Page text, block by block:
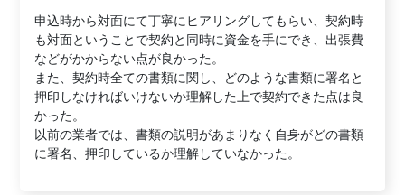
申込時から対面にて丁寧にヒアリングしてもらい、契約時
も対面ということで契約と同時に資金を手にでき、出張費
などがかからない点が良かった。
また、契約時全ての書類に関し、どのような書類に署名と
押印しなければいけないか理解した上で契約できた点は良
かった。
以前の業者では、書類の説明があまりなく自身がどの書類
に署名、押印しているか理解していなかった。